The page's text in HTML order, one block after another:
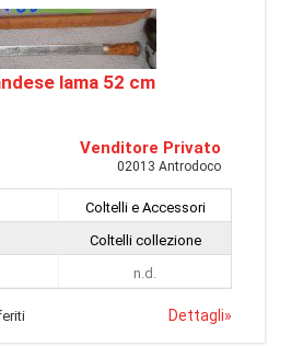
lama 52 cm
Venditore Privato
02013 Antrodoco
Coltelli e Accessori
Coltelli collezione
n.d.
Dettagli»